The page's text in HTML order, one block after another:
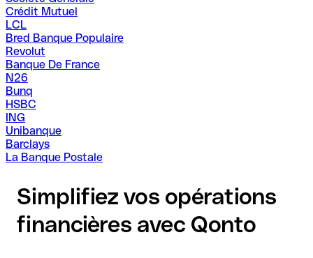
Crédit Mutuel
LCL
Bred Banque Populaire
Revolut
Banque De France
N26
Bunq
HSBC
ING
Unibanque
Barclays
La Banque Postale
Simplifiez vos opérations
financières avec Qonto